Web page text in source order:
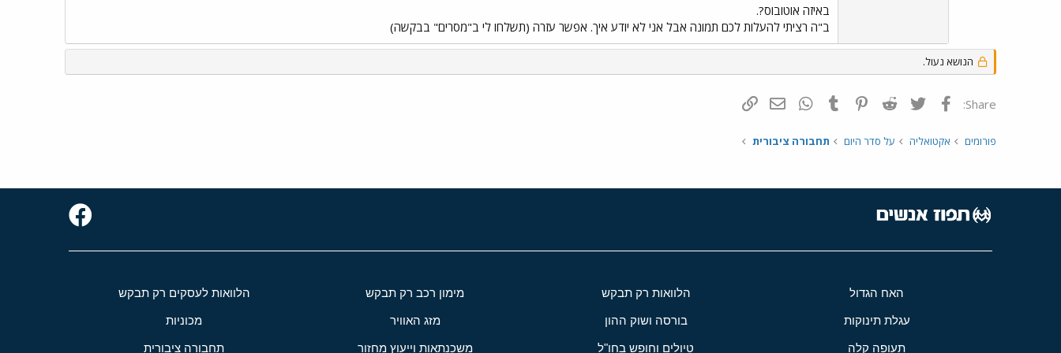
באיזה אוטובוס?.
ב"ה רציתי להעלות לכם תמונה אבל אני לא יודע איך. אפשר עזרה (תשלחו לי ב"מסרים" בבקשה)
הנושא נעול.
Share: פייסבוק Twitter
Reddit
Pinterest
Tumblr
WhatsAppדואר אלקטרוני
פורומים אקטואליה על סדר היום תחבורה ציבורית
האח הגדול הלוואות רק תבקש מימון רכב רק תבקש הלוואות לעסקים רק תבקש
עגלת תינוקות בורסה ושוק ההון מזג האוויר מכוניות
תעופה קלה טיולים וחופש בחו"ל משכנתאות וייעוץ מחזור תחבורה ציבורית